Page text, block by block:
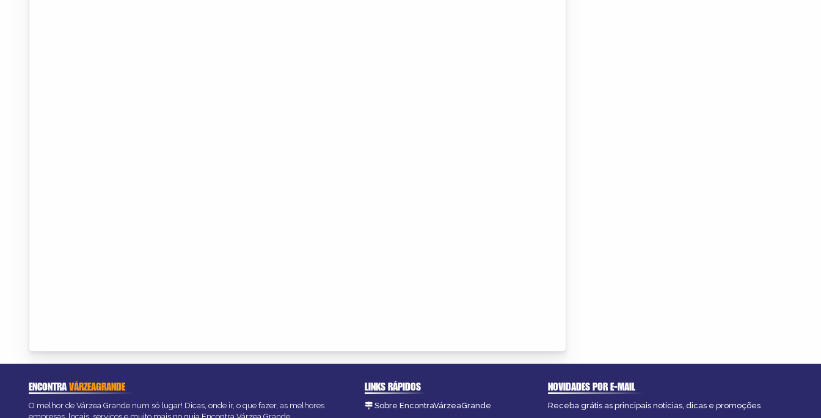
ENCONTRAVÁRZEAGRANDE
O melhor de Várzea Grande num só lugar! Dicas, onde ir, o que fazer, as melhores
LINKS RÁPIDOS
Sobre EncontraVárzeaGrande
NOVIDADES POR E-MAIL
Receba grátis as principais notícias, dicas e promoções